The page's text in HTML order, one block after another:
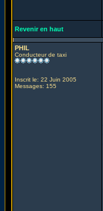
Revenir en haut
PHIL
Conducteur de taxi
Inscrit le: 22 Juin 2005
Messages: 155